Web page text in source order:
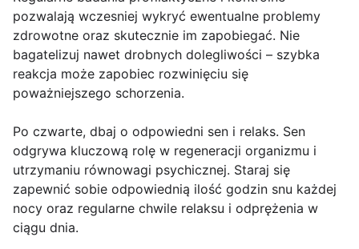
pozwalają wczesniej wykryć ewentualne problemy
zdrowotne oraz skutecznie im zapobiegać. Nie
bagatelizuj nawet drobnych dolegliwości – szybka
reakcja może zapobiec rozwinięciu się
poważniejszego schorzenia.
Po czwarte, dbaj o odpowiedni sen i relaks. Sen
odgrywa kluczową rolę w regeneracji organizmu i
utrzymaniu równowagi psychicznej. Staraj się
zapewnić sobie odpowiednią ilość godzin snu każdej
nocy oraz regularne chwile relaksu i odprężenia w
ciągu dnia.